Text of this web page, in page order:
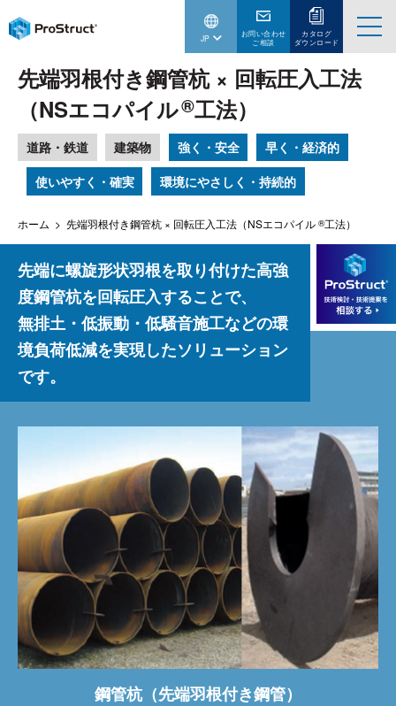
JP
お問い合わせ
ご相談
カタログ
ダウンロード
先端羽根付き鋼管杭 × 回転圧入工法
（NSエコパイル®工法）
道路・鉄道 建築物 強く・安全
早く・経済的
使いやすく・確実
環境にやさしく・持続的
ホーム 先端羽根付き鋼管杭 × 回転圧入工法（NSエコパイル ®工法）
先端に螺旋形状羽根を取り付けた高強
度鋼管杭を回転圧入することで、
無排土・低振動・低騒音施工などの環
境負荷低減を実現したソリューション
です。
鋼管杭（先端羽根付き鋼管）